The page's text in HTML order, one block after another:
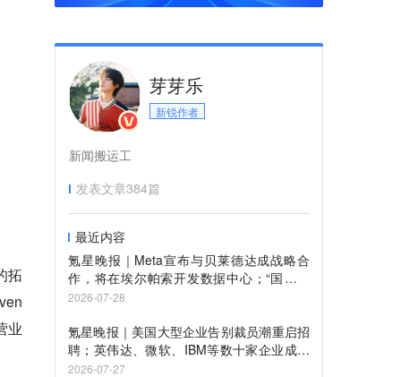
拓
业
芽芽乐
新锐作者
新闻搬运工
发表文章384篇
最近内容
氪星晚报｜Meta宣布与贝莱德达成战略合
作，将在埃尔帕索开发数据中心；“国科超
导”完成超亿元融资；我国启动人工智能大
2026-07-28
氪星晚报｜美国大型企业告别裁员潮重启招
聘；英伟达、微软、IBM等数十家企业成立
新联盟，旨在共同保障AI安全；《光伏行业
2026-07-27